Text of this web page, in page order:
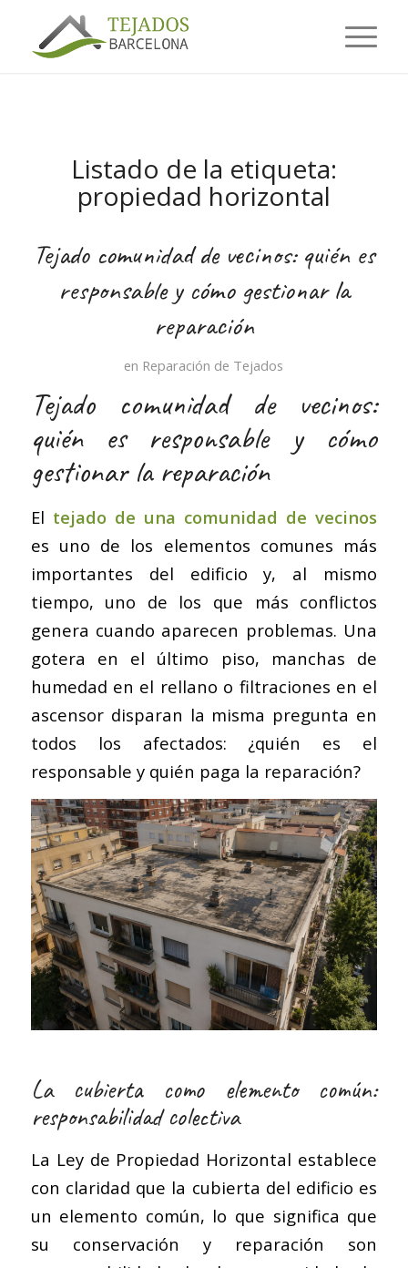
Listado de la etiqueta:
propiedad horizontal
Tejado comunidad de vecinos: quién es
responsable y cómo gestionar la
reparación
en Reparación de Tejados
Tejado comunidad de vecinos:
quién es responsable y cómo
gestionar la reparación
El tejado de una comunidad de vecinos
es uno de los elementos comunes más
importantes del edificio y, al mismo
tiempo, uno de los que más conflictos
genera cuando aparecen problemas. Una
gotera en el último piso, manchas de
humedad en el rellano o filtraciones en el
ascensor disparan la misma pregunta en
todos los afectados: ¿quién es el
responsable y quién paga la reparación?
La cubierta como elemento común:
responsabilidad colectiva
La Ley de Propiedad Horizontal establece
con claridad que la cubierta del edificio es
un elemento común, lo que significa que
su conservación y reparación son